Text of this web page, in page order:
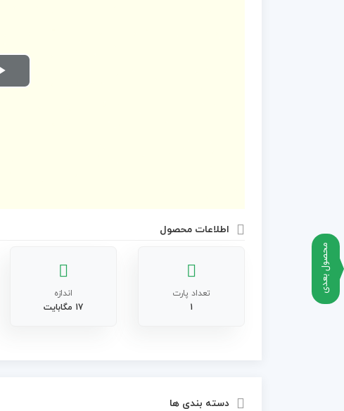
محصول بعدی
اطلاعات محصول
تعداد پارت
1
اندازه
17 مگابایت
دسته بندی ها